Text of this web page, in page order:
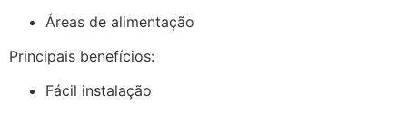
Áreas de alimentação
Principais benefícios:
Fácil instalação